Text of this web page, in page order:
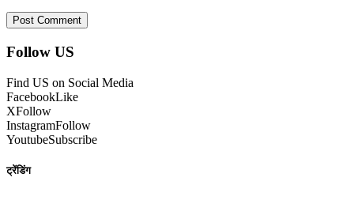
Follow US
Find US on Social Media
FacebookLike
XFollow
InstagramFollow
YoutubeSubscribe
ट्रेंडिंग